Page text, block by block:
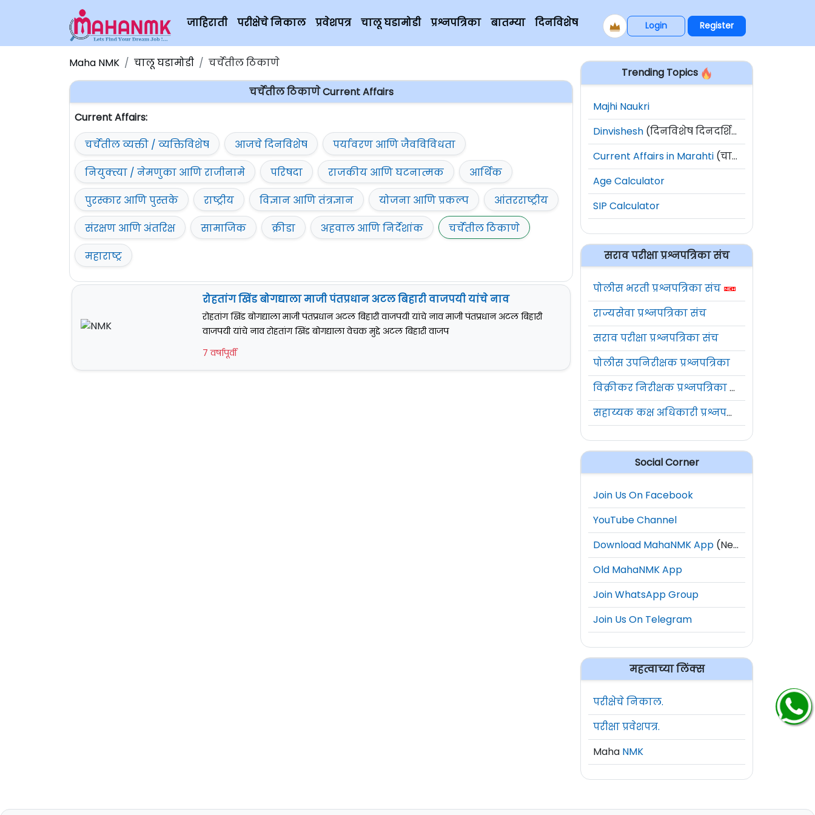
जाहिराती परीक्षेचे निकाल प्रवेशपत्र चालू घडामोडी प्रश्नपत्रिका बातम्या दिनविशेष Login Register
Maha NMK चालू घडामोडी चर्चेतील ठिकाणे
चर्चेतील ठिकाणे Current Affairs
Current Affairs:
चर्चेतील व्यक्ती / व्यक्तिविशेष
आजचे दिनविशेष
पर्यावरण आणि जैवविविधता
नियुक्त्या / नेमणुका आणि राजीनामे
परिषदा राजकीय आणि घटनात्मक
आर्थिक
पुरस्कार आणि पुस्तके
राष्ट्रीय विज्ञान आणि तंत्रज्ञान योजना आणि प्रकल्प
आंतरराष्ट्रीय
संरक्षण आणि अंतरिक्ष
सामाजिक क्रीडा अहवाल आणि निर्देशांक
चर्चेतील ठिकाणे
महाराष्ट्र
रोहतांग खिंड बोगद्याला माजी पंतप्रधान अटल बिहारी वाजपयी यांचे नाव
रोहतांग खिंड बोगद्याला माजी पंतप्रधान अटल बिहारी वाजपयी यांचे नाव माजी पंतप्रधान अटल बिहारी
वाजपयी यांचे नाव रोहतांग खिंड बोगद्याला वेचक मुद्दे अटल बिहारी वाजप
7 वर्षापूर्वी
Trending Topics
Majhi Naukri
Dinvishesh (दिनविशेष दिनदर्शिका)
Current Affairs in Marahti (चालू घडामोडी)
Age Calculator
SIP Calculator
सराव परीक्षा प्रश्नपत्रिका संच
पोलीस भरती प्रश्नपत्रिका संच
राज्यसेवा प्रश्नपत्रिका संच
सराव परीक्षा प्रश्नपत्रिका संच
पोलीस उपनिरीक्षक प्रश्नपत्रिका
विक्रीकर निरीक्षक प्रश्नपत्रिका संच
सहाय्यक कक्ष अधिकारी प्रश्नपत्रिका संच
Social Corner
Join Us On Facebook
YouTube Channel
Download MahaNMK App (New)
Old MahaNMK App
Join WhatsApp Group
Join Us On Telegram
महत्वाच्या लिंक्स
परीक्षेचे निकाल.
परीक्षा प्रवेशपत्र.
Maha NMK